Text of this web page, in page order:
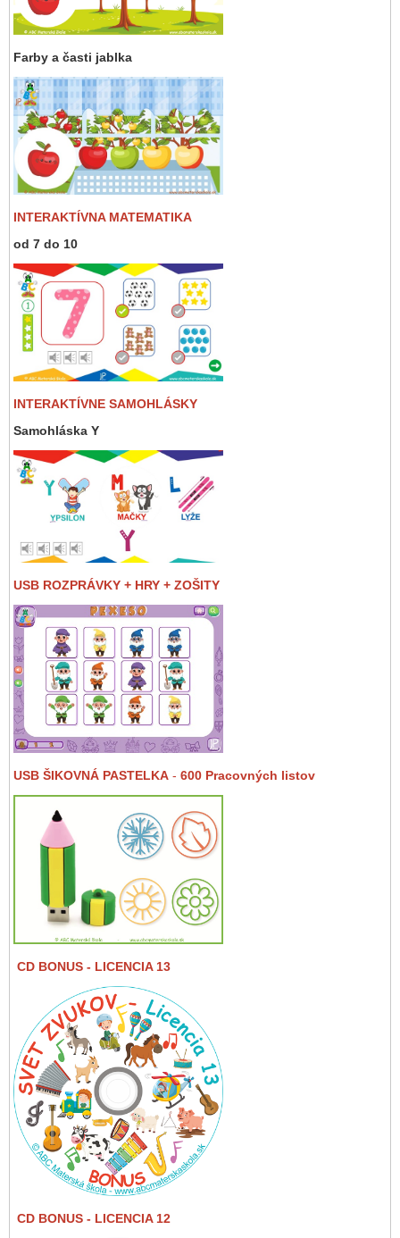
Farby a časti jablka
INTERAKTÍVNA MATEMATIKA
od 7 do 10
INTERAKTÍVNE SAMOHLÁSKY
Samohláska Y
USB ROZPRÁVKY + HRY + ZOŠITY
USB ŠIKOVNÁ PASTELKA - 600 Pracovných listov
CD BONUS - LICENCIA 13
CD BONUS - LICENCIA 12